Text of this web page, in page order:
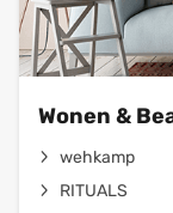
Wonen &
wehkamp
RITUALS